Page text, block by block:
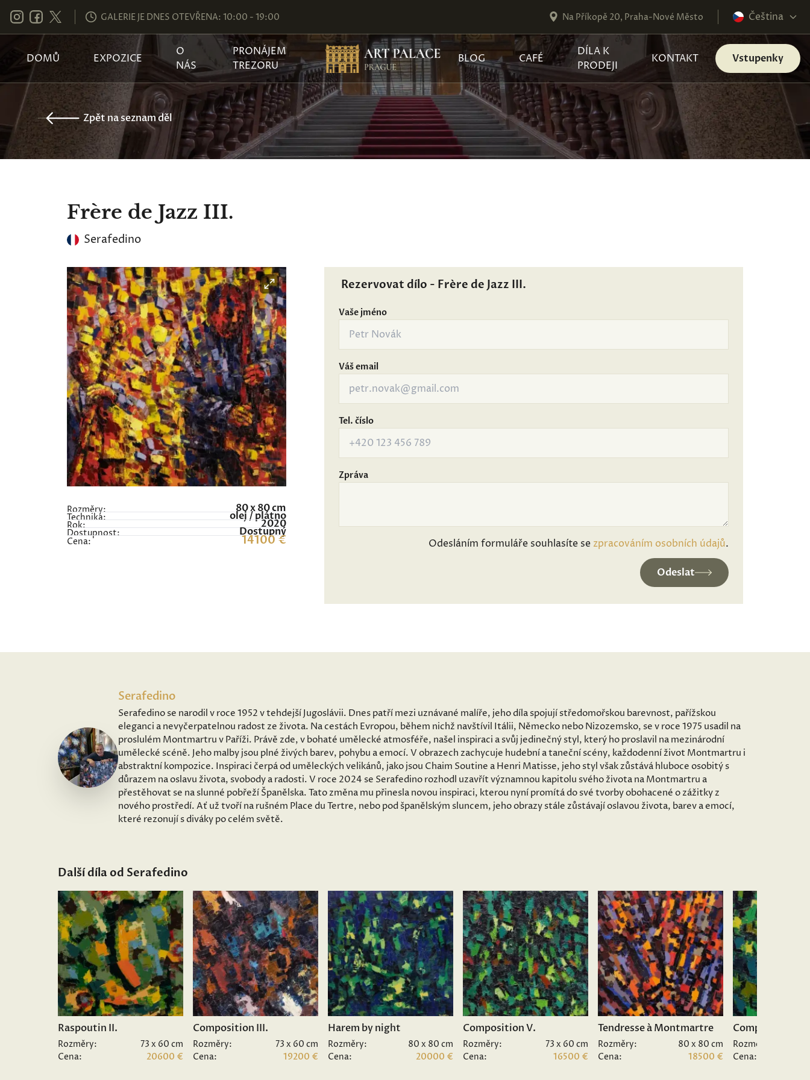
GALERIE JE DNES OTEVŘENA: 10:00 - 19:00 Na Příkopě 20, Praha-Nové Město Čeština
DOMŮ EXPOZICE
O
NÁS
PRONÁJEM
TREZORU
BLOG CAFÉ
DÍLA K
PRODEJI
KONTAKT Vstupenky
Zpět na seznam děl
Frère de Jazz III.
Serafedino
Rozměry: 80 x 80 cm
Technika: olej / plátno
Rok: 2020
Dostupnost: Dostupný
Cena: 14100 €
Rezervovat dílo - Frère de Jazz III.
Vaše jméno
Váš email
Tel. číslo
Zpráva
Odesláním formuláře souhlasíte se zpracováním osobních údajů.
Odeslat
Serafedino
Serafedino se narodil v roce 1952 v tehdejší Jugoslávii. Dnes patří mezi uznávané malíře, jeho díla spojují středomořskou barevnost, pařížskou
eleganci a nevyčerpatelnou radost ze života. Na cestách Evropou, během nichž navštívil Itálii, Německo nebo Nizozemsko, se v roce 1975 usadil na
proslulém Montmartru v Paříži. Právě zde, v bohaté umělecké atmosféře, našel inspiraci a svůj jedinečný styl, který ho proslavil na mezinárodní
umělecké scéně. Jeho malby jsou plné živých barev, pohybu a emocí. V obrazech zachycuje hudební a taneční scény, každodenní život Montmartru i
abstraktní kompozice. Inspiraci čerpá od uměleckých velikánů, jako jsou Chaim Soutine a Henri Matisse, jeho styl však zůstává hluboce osobitý s
důrazem na oslavu života, svobody a radosti. V roce 2024 se Serafedino rozhodl uzavřít významnou kapitolu svého života na Montmartru a
přestěhovat se na slunné pobřeží Španělska. Tato změna mu přinesla novou inspiraci, kterou nyní promítá do své tvorby obohacené o zážitky z
nového prostředí. Ať už tvoří na rušném Place du Tertre, nebo pod španělským sluncem, jeho obrazy stále zůstávají oslavou života, barev a emocí,
které rezonují s diváky po celém světě.
Další díla od Serafedino
Raspoutin II.
Rozměry:
73 x 60 cm
Cena:
20600 €
Composition III.
Rozměry:
73 x 60 cm
Cena:
19200 €
Harem by night
Rozměry:
80 x 80 cm
Cena:
20000 €
Composition V.
Rozměry:
73 x 60 cm
Cena:
16500 €
Tendresse à Montmartre
Rozměry:
80 x 80 cm
Cena:
18500 €
Composition II.
Rozměry:
Cena: